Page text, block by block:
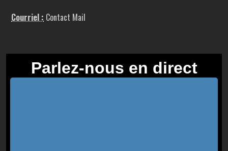
Courriel : Contact Mail